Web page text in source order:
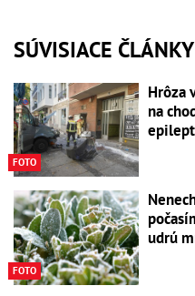
SÚVISIACE ČLÁNKY
FOTO
Hrôza
na
FOTO
udrú